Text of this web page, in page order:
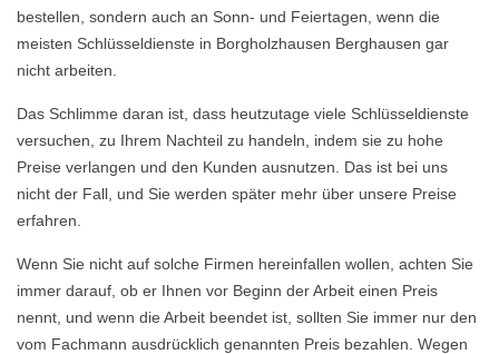
bestellen, sondern auch an Sonn- und Feiertagen, wenn die
meisten Schlüsseldienste in Borgholzhausen Berghausen gar
nicht arbeiten.
Das Schlimme daran ist, dass heutzutage viele Schlüsseldienste
versuchen, zu Ihrem Nachteil zu handeln, indem sie zu hohe
Preise verlangen und den Kunden ausnutzen. Das ist bei uns
nicht der Fall, und Sie werden später mehr über unsere Preise
erfahren.
Wenn Sie nicht auf solche Firmen hereinfallen wollen, achten Sie
immer darauf, ob er Ihnen vor Beginn der Arbeit einen Preis
nennt, und wenn die Arbeit beendet ist, sollten Sie immer nur den
vom Fachmann ausdrücklich genannten Preis bezahlen. Wegen